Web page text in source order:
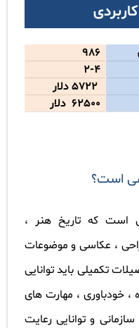
986
2-4
5722دلار
62500 دلار
است؟
است که تاریخ هنر ،
، عکاسی و موضوعات
تکمیلی باید توانایی
، خودباوری ، مهارت های
و توانایی رعایت